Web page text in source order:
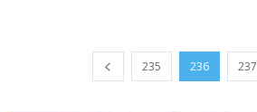
235 236 237